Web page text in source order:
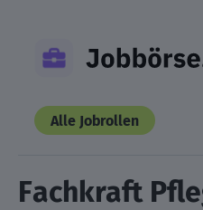
content
Alle Jobrollen
Fachkraft